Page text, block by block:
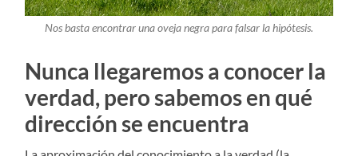
Nos basta encontrar una oveja negra para falsar la hipótesis.
Nunca llegaremos a conocer la
verdad, pero sabemos en qué
dirección se encuentra